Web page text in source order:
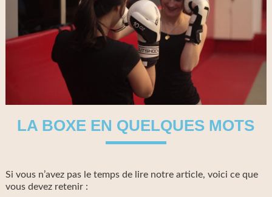
LA BOXE EN QUELQUES MOTS
Si vous n’avez pas le temps de lire notre article, voici ce que
vous devez retenir :